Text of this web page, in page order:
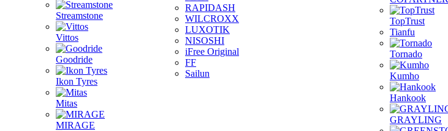
Streamstone
Vittos
Goodride
Ikon Tyres
Mitas
MIRAGE
RAPIDASH
WILCROXX
LUXOTIK
NISOSHI
iFree Original
FF
Sailun
TopTrust
Tianfu
Tornado
Kumho
Hankook
GRAYLING